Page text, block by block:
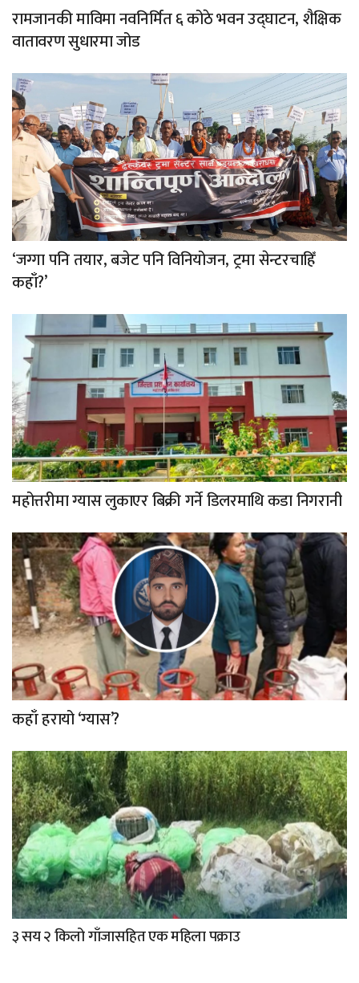
रामजानकी माविमा नवनिर्मित ६ कोठे भवन उद्घाटन, शैक्षिक
वातावरण सुधारमा जोड
‘जग्गा पनि तयार, बजेट पनि विनियोजन, ट्रमा सेन्टरचाहिँ
कहाँ?’
महोत्तरीमा ग्यास लुकाएर बिक्री गर्ने डिलरमाथि कडा निगरानी
कहाँ हरायो ‘ग्यास’?
३ सय २ किलो गाँजासहित एक महिला पक्राउ